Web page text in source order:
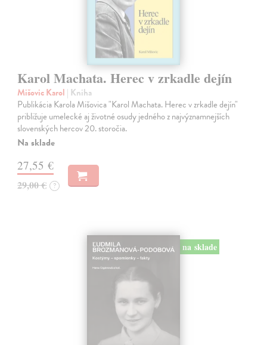
Karol Machata. Herec v zrkadle dejín
Mišovic Karol | Kniha
Publikácia Karola Mišovica "Karol Machata. Herec v zrkadle dejín"
približuje umelecké aj životné osudy jedného z najvýznamnejších
slovenských hercov 20. storočia.
Na sklade
27,55 €
29,00 € ?
na sklade